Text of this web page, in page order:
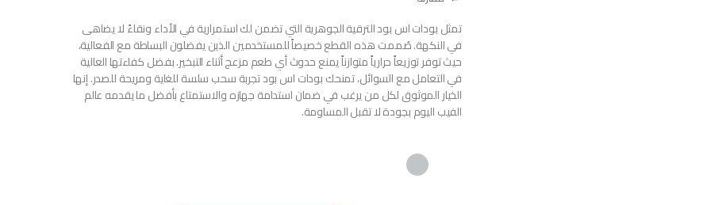
تمثل بودات اس بود الترقية الجوهرية التي تضمن لك استمرارية في الأداء ونقاءً لا يضاهى
في النكهة. صُممت هذه القطع خصيصاً للمستخدمين الذين يفضلون البساطة مع الفعالية،
حيث توفر توزيعاً حرارياً متوازناً يمنع حدوث أي طعم مزعج أثناء التبخير. بفضل كفاءتها العالية
في التعامل مع السوائل، تمنحك بودات اس بود تجربة سحب سلسة للغاية ومريحة للصدر. إنها
الخيار الموثوق لكل من يرغب في ضمان استدامة جهازه والاستمتاع بأفضل ما يقدمه عالم
الفيب اليوم بجودة لا تقبل المساومة.